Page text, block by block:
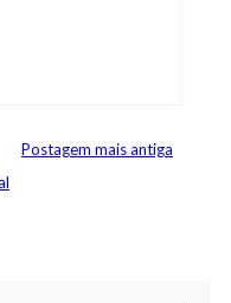
Postagem mais antiga